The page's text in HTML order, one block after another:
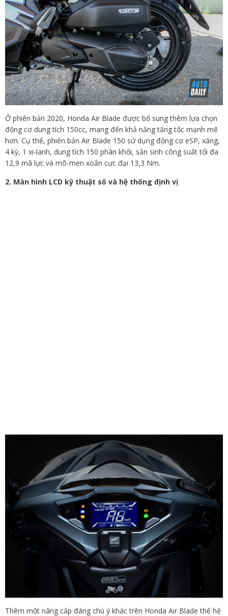
Ở phiên bản 2020, Honda Air Blade được bổ sung thêm lựa chọn
động cơ dung tích 150cc, mang đến khả năng tăng tốc mạnh mẽ
hơn. Cụ thể, phiên bản Air Blade 150 sử dụng động cơ eSP, xăng,
4 kỳ, 1 xi-lanh, dung tích 150 phân khối, sản sinh công suất tối đa
12,9 mã lực và mô-men xoắn cực đại 13,3 Nm.
2. Màn hình LCD kỹ thuật số và hệ thống định vị
Thêm một nâng cấp đáng chú ý khác trên Honda Air Blade thế hệ